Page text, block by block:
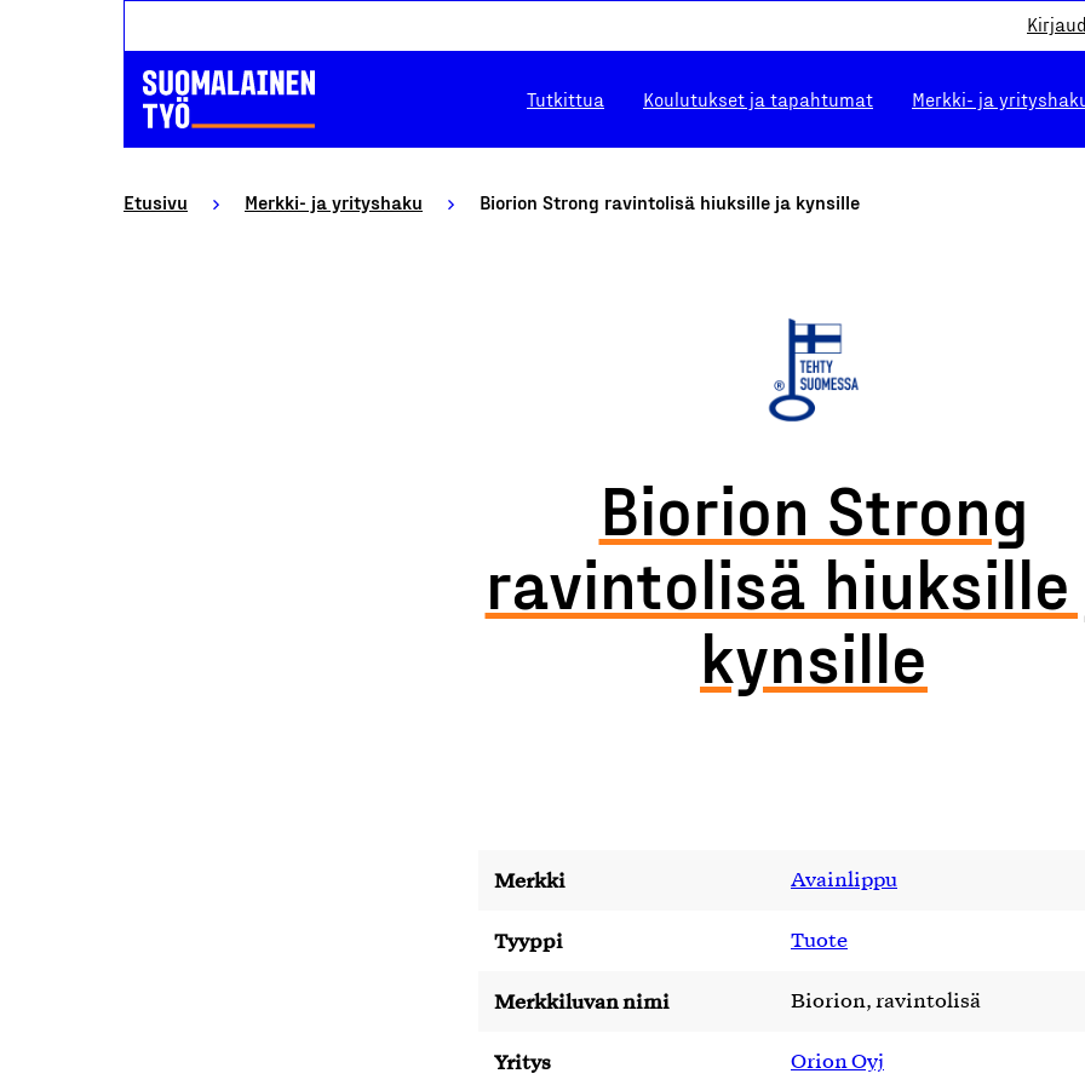
Tutkittua Koulutukset ja tapahtumat Merkki- ja
Etusivu Merkki- ja yrityshaku Biorion Strong ravintolisä hiuksille ja kynsille
Biorion Strong
ravintolisä
kynsille
Merkki Avainlippu
Tyyppi Tuote
Merkkiluvan nimi Biorion, ravintolisä
Yritys Orion Oyj